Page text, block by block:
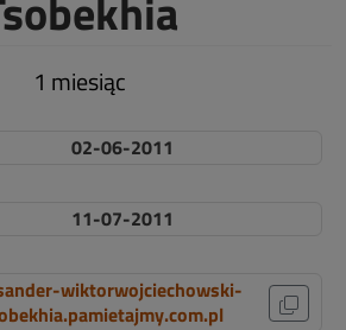
1 miesiąc
02-06-2011
11-07-2011
wiktorwojciechowski-